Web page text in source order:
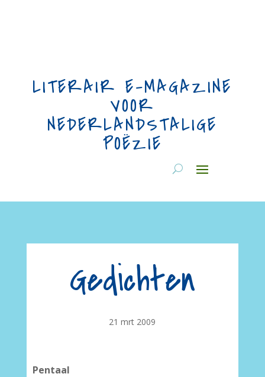
LITERAIR E-MAGAZINE
VOOR
NEDERLANDSTALIGE
POËZIE
Gedichten
21 mrt 2009
Pentaal